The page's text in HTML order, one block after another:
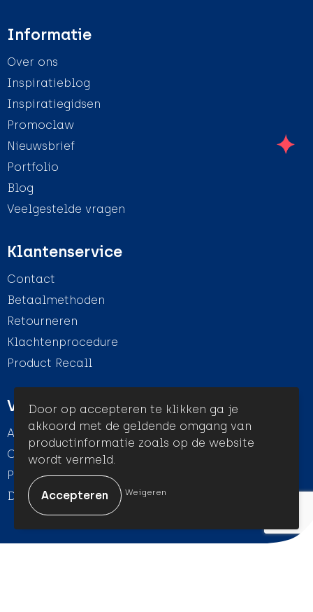
Informatie
Over ons
Inspiratieblog
Inspiratiegidsen
Promoclaw
Nieuwsbrief
Portfolio
Blog
Veelgestelde vragen
Klantenservice
Contact
Betaalmethoden
Retourneren
Klachtenprocedure
Product Recall
Veilig winkelen
Algemene voorwaarden
Cookieverklaring
Privacyverklaring
Disclaimer
Door op accepteren te klikken ga je
akkoord met de geldende omgang van
productinformatie zoals op de website
wordt vermeld.
Weigeren